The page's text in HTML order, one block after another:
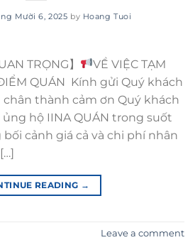
Mười 6, 2025 by Hoang Tuoi
TRỌNG】
VỀ VIỆC TẠM
QUÁN Kính gửi Quý khách
thành cảm ơn Quý khách
hộ IINA QUÁN trong suốt
cảnh giá cả và chi phí nhân
READING →
Leave a comment